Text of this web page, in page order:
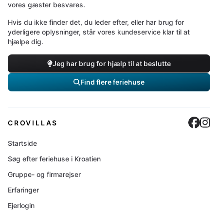
vores gæster besvares.
Hvis du ikke finder det, du leder efter, eller har brug for
yderligere oplysninger, står vores kundeservice klar til at
hjælpe dig.
Jeg har brug for hjælp til at beslutte
Find flere feriehuse
CROVILLAS
Startside
Søg efter feriehuse i Kroatien
Gruppe- og firmarejser
Erfaringer
Ejerlogin